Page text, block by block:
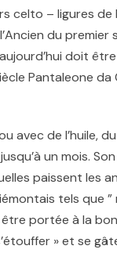
celto – ligures de
du premier
doit
Pantaleone da
avec de l’huile,
un mois.
paissent les
tels que ”
portée à la
» et se